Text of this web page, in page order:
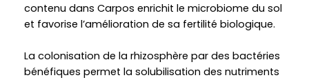
contenu dans Carpos enrichit le microbiome du sol
et favorise l’amélioration de sa fertilité biologique.
La colonisation de la rhizosphère par des bactéries
bénéfiques permet la solubilisation des nutriments